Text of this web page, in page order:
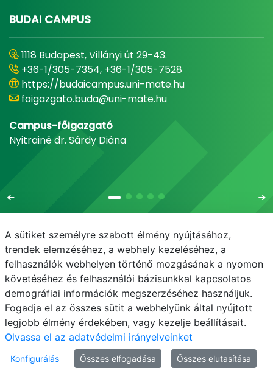
BUDAI CAMPUS
1118 Budapest, Villányi út 29-43.
+36-1/305-7354, +36-1/305-7528
https://budaicampus.uni-mate.hu
foigazgato.buda@uni-mate.hu
Campus-főigazgató
Nyitrainé dr. Sárdy Diána
E-mail Telefonkönyv NEPTUN
E-learning
Bejelentkezés
Adatvédelem
A sütiket személyre szabott élmény nyújtásához,
trendek elemzéséhez, a webhely kezeléséhez, a
felhasználók webhelyen történő mozgásának a nyomon
követéséhez és felhasználói bázisunkkal kapcsolatos
demográfiai információk megszerzéséhez használjuk.
Fogadja el az összes sütit a webhelyünk által nyújtott
legjobb élmény érdekében, vagy kezelje beállításait.
Olvassa el az adatvédelmi irányelveinket
Konfigurálás Összes elfogadása Összes elutasítása